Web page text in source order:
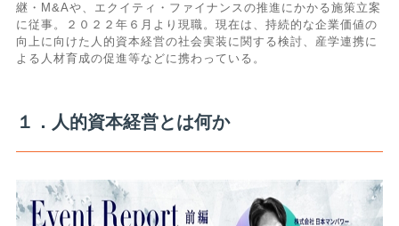
継・M&Aや、エクイティ・ファイナンスの推進にかかる施策立案
に従事。２０２２年６月より現職。現在は、持続的な企業価値の
向上に向けた人的資本経営の社会実装に関する検討、産学連携に
よる人材育成の促進等などに携わっている。
１．人的資本経営とは何か